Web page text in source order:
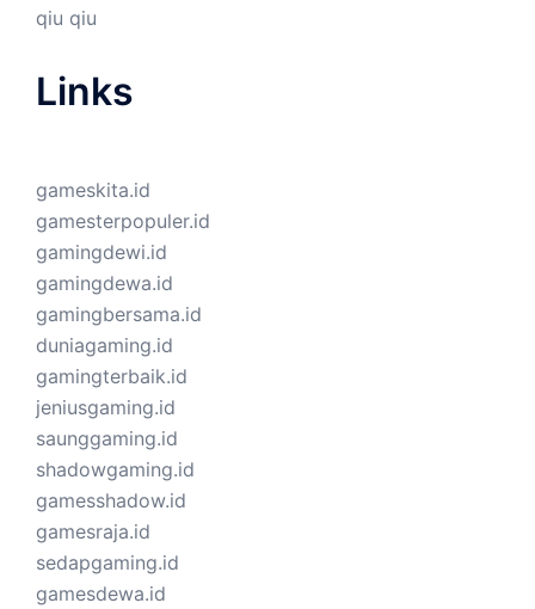
qiu qiu
Links
gameskita.id
gamesterpopuler.id
gamingdewi.id
gamingdewa.id
gamingbersama.id
duniagaming.id
gamingterbaik.id
jeniusgaming.id
saunggaming.id
shadowgaming.id
gamesshadow.id
gamesraja.id
sedapgaming.id
gamesdewa.id